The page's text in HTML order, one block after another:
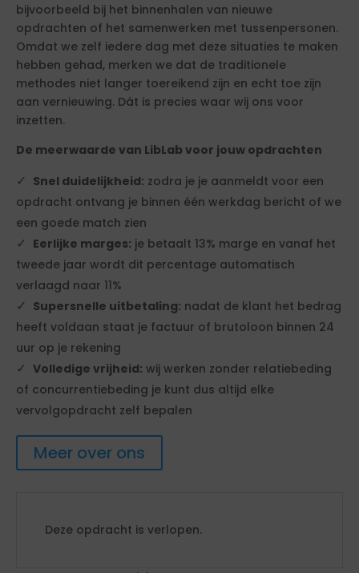
bijvoorbeeld bij het binnenhalen van nieuwe
opdrachten of het samenwerken met tussenpersonen.
Omdat we zelf iedere dag met deze situaties te maken
hebben gehad, merken we dat de traditionele
methodes niet langer toereikend zijn en echt toe zijn
aan vernieuwing. Dát is precies waar wij ons voor
inzetten.
De meerwaarde van LibLab voor jouw opdrachten
Snel duidelijkheid: zodra je je aanmeldt voor een
opdracht ontvang je binnen één werkdag bericht of we
een goede match zien
Eerlijke marges: je betaalt 13% marge en vanaf het
tweede jaar wordt dit percentage automatisch
verlaagd naar 11%
Supersnelle uitbetaling: nadat de klant het bedrag
heeft voldaan staat je factuur of brutoloon binnen 24
uur op je rekening
Volledige vrijheid: wij werken zonder relatiebeding
of concurrentiebeding je kunt dus altijd elke
vervolgopdracht zelf bepalen
Meer over ons
Deze opdracht is verlopen.